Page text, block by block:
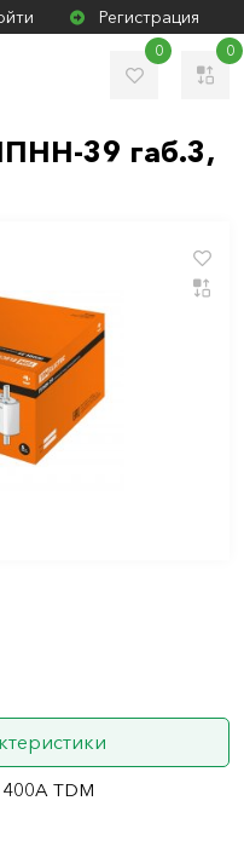
Регистрация
0 0
39 габ.3,
TDM